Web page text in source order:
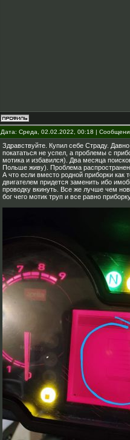
Дата: Среда, 02.02.2022, 00:18 |
Здравствуйте. Купил себе Страду.
покататься не успел, а проблемы с
мотика и избавился). Два месяца
Польше живу). Проблема
А что если вместо родной приборки как
двигателем придется заменить ибо
проводку вкинуть. Все же лучше чем
бог чего мотик труп и все равно